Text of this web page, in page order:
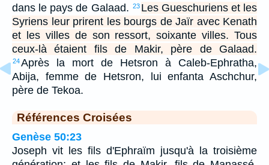
dans le pays de Galaad. 23 Les Gueschuriens et les
Syriens leur prirent les bourgs de Jaïr avec Kenath
et les villes de son ressort, soixante villes. Tous
ceux-là étaient fils de Makir, père de Galaad.
24Après la mort de Hetsron à Caleb-Ephratha,
Abija, femme de Hetsron, lui enfanta Aschchur,
père de Tekoa.
Références Croisées
Genèse 50:23
Joseph vit les fils d'Ephraïm jusqu'à la troisième